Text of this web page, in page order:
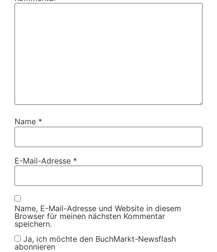
Name *
E-Mail-Adresse *
Name, E-Mail-Adresse und Website in diesem
Browser für meinen nächsten Kommentar
speichern.
Ja, ich möchte den BuchMarkt-Newsflash
abonnieren